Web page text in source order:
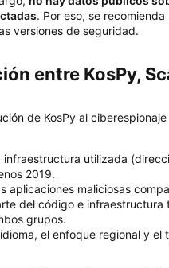
. Por eso, se
versiones de seguridad.
entre KosPy,
de KosPy al
infraestructura utilizada
2019.
aplicaciones maliciosas
del código e infraestructura
grupos.
idioma, el enfoque regional y